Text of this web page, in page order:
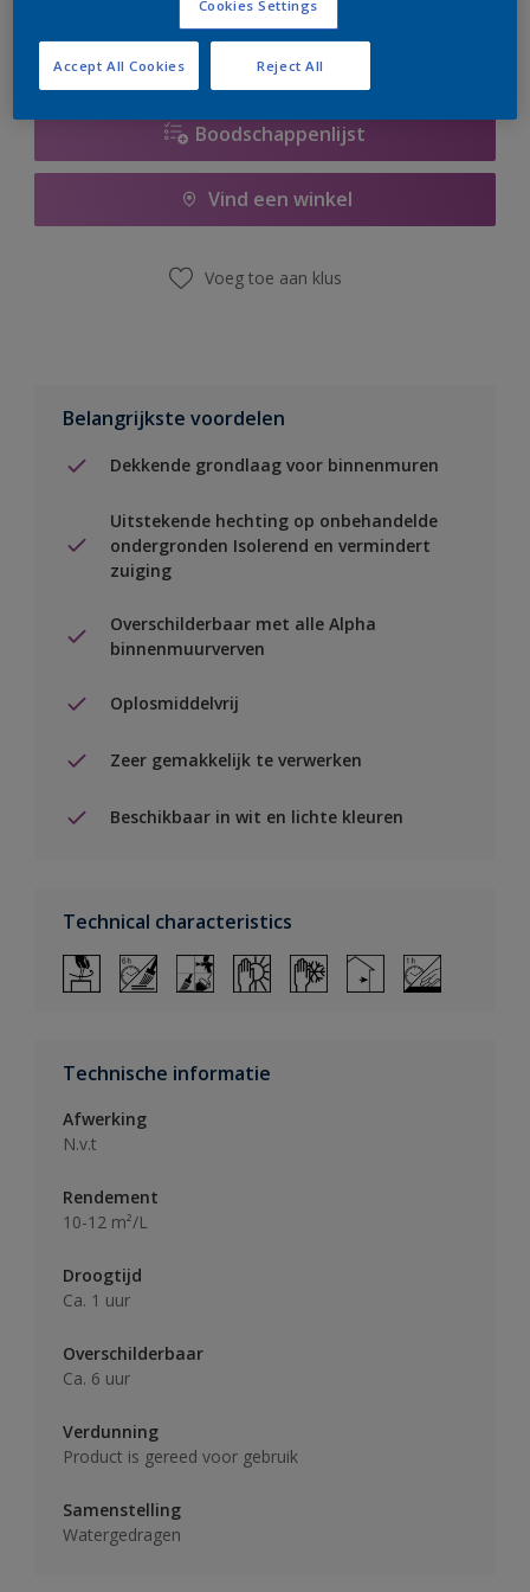
Boodschappenlijst
Vind een winkel
Voeg toe aan klus
Belangrijkste voordelen
Dekkende grondlaag voor binnenmuren
Uitstekende hechting op onbehandelde
ondergronden Isolerend en vermindert
zuiging
Overschilderbaar met alle Alpha
binnenmuurverven
Oplosmiddelvrij
Zeer gemakkelijk te verwerken
Beschikbaar in wit en lichte kleuren
Technical characteristics
Technische informatie
Afwerking
N.v.t
Rendement
10-12 m²/L
Droogtijd
Ca. 1 uur
Overschilderbaar
Ca. 6 uur
Verdunning
Product is gereed voor gebruik
Samenstelling
Watergedragen
Cookies Settings
Reject All
Accept All Cookies